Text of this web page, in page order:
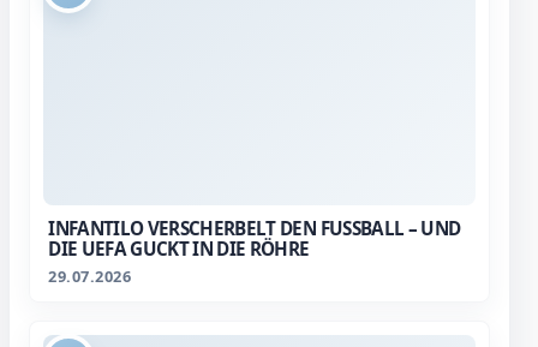
INFANTILO VERSCHERBELT DEN FUSSBALL – UND D
IE UEFA GUCKT IN DIE RÖHRE
29.07.2026